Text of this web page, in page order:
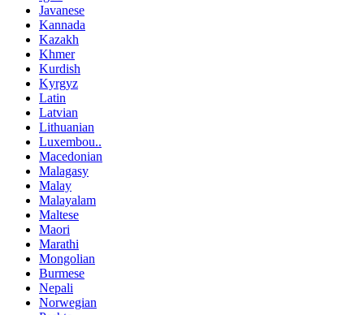
Javanese
Kannada
Kazakh
Khmer
Kurdish
Kyrgyz
Latin
Latvian
Lithuanian
Luxembou..
Macedonian
Malagasy
Malay
Malayalam
Maltese
Maori
Marathi
Mongolian
Burmese
Nepali
Norwegian